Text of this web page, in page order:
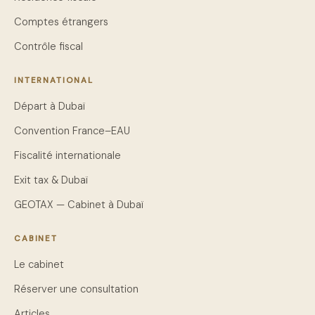
Comptes étrangers
Contrôle fiscal
INTERNATIONAL
Départ à Dubaï
Convention France–EAU
Fiscalité internationale
Exit tax & Dubaï
GEOTAX — Cabinet à Dubaï
CABINET
Le cabinet
Réserver une consultation